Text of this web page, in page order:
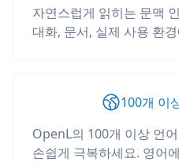
자연스럽게 읽히는 문맥
대화, 문서, 실제 사용 환
100개 이
OpenL의 100개 이상 언
손쉽게 극복하세요. 영어